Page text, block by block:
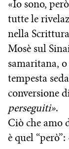
«Io sono,
tutte le
nella
Mosè sul
samaritana,
tempesta
conversione
perseguiti».
Ciò che amo
è quel